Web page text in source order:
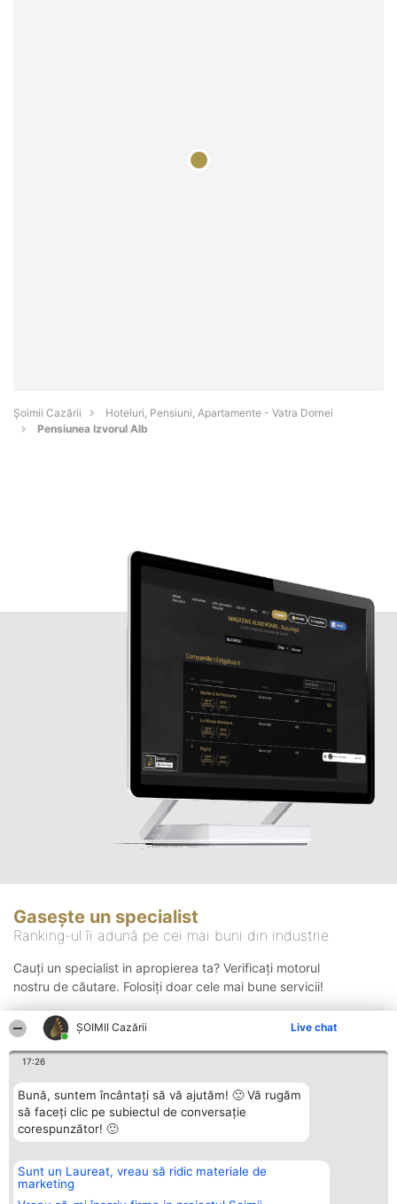
ȘOIMII Cazării Live chat
17:26
Bună, suntem încântați să vă ajutăm! 🙂 Vă rugăm
să faceți clic pe subiectul de conversație
corespunzător! 🙂
Sunt un Laureat, vreau să ridic materiale de
marketing
Șoimii Cazării
Hoteluri, Pensiuni, Apartamente - Vatra Dornei
Pensiunea Izvorul Alb
Gasește un specialist
Ranking-ul îi adună pe cei mai buni din industrie
Cauți un specialist in apropierea ta? Verificați motorul
nostru de căutare. Folosiți doar cele mai bune servicii!
Organizator Ranking
BRIGHT SOLUTIONS BR SRL
Aleea Timisul De Sus 2 Bl. A30
Plebiscyt
Lista Tuturor
Contact